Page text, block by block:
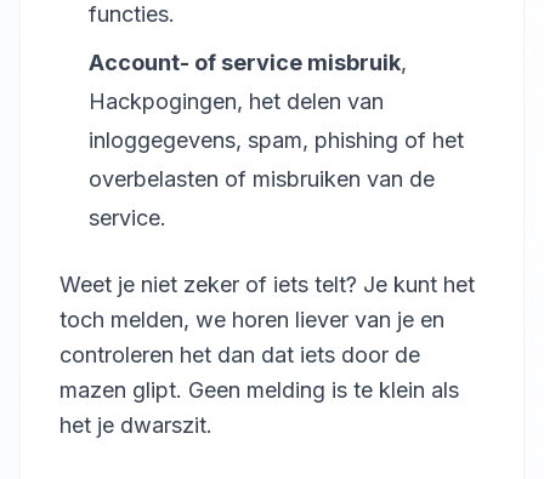
functies.
Account- of service misbruik,
Hackpogingen, het delen van
inloggegevens, spam, phishing of het
overbelasten of misbruiken van de
service.
Weet je niet zeker of iets telt? Je kunt het
toch melden, we horen liever van je en
controleren het dan dat iets door de
mazen glipt. Geen melding is te klein als
het je dwarszit.